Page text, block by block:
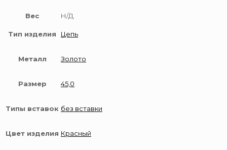
Вес Н/Д
Тип изделия Цепь
Металл Золото
Размер 45,0
Типы вставок без вставки
Цвет изделия Красный